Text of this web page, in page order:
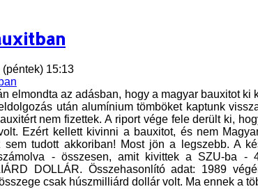
(péntek) 15:13
elmondta az adásban, hogy a magyar bauxitot ki
után alumínium tömböket kaptunk
nem fizettek. A riport vége fele derült ki,
Ezért kellett kivinni a bauxitot, és nem
sem tudott akkoriban! Most jön a legszebb. A
- összesen, amit kivittek a SZU-ba -
DOLLÁR. Összehasonlító adat: 1989
csak húszmilliárd dollár volt. Ma ennek a